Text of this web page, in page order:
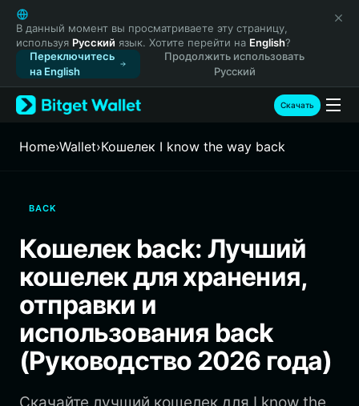
English
日本語
Tiếng Việt
Русский
Español (Latinoamérica)
Türkçe
Français
繁體中文
Bahasa Indonesia
ภาษาไทย
Español
Português (Brasil)
Español (Argentina)
В данный момент вы просматриваете эту страницу,
используя Русский язык. Хотите перейти на English?
Переключитесь
на English
Продолжить использовать
Русский
Скачать
Home›Wallet›Кошелек I know the way back
BACK
Кошелек back: Лучший
кошелек для хранения,
отправки и
использования back
(Руководство 2026 года)